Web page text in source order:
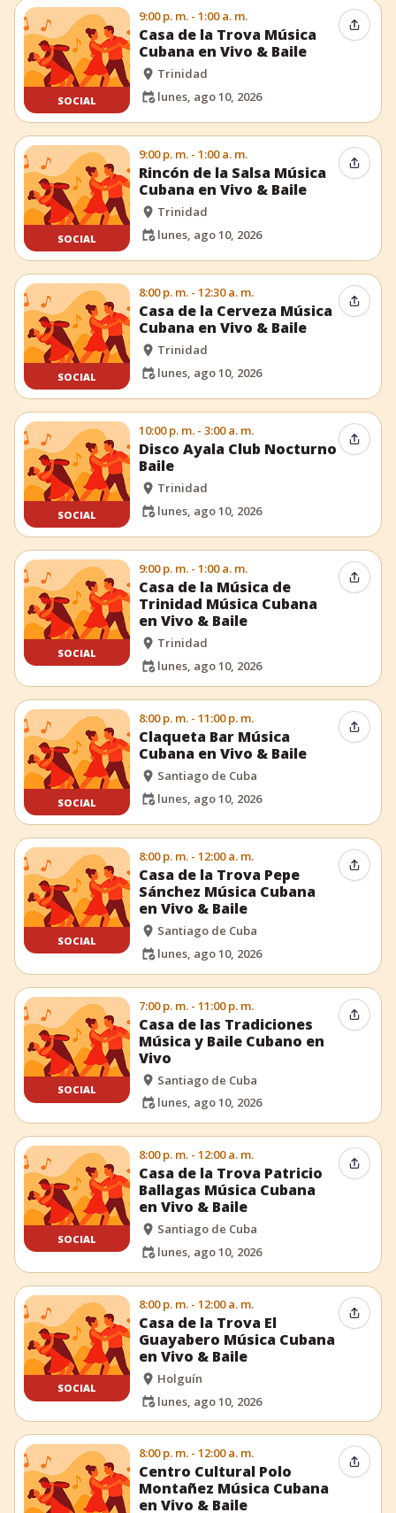
SOCIAL
9:00 p. m. - 1:00 a. m.
Casa de la Trova Música
Cubana en Vivo & Baile
Trinidad
lunes, ago 10, 2026
SOCIAL
9:00 p. m. - 1:00 a. m.
Rincón de la Salsa Música
Cubana en Vivo & Baile
Trinidad
lunes, ago 10, 2026
SOCIAL
8:00 p. m. - 12:30 a. m.
Casa de la Cerveza Música
Cubana en Vivo & Baile
Trinidad
lunes, ago 10, 2026
SOCIAL
10:00 p. m. - 3:00 a. m.
Disco Ayala Club Nocturno
Baile
Trinidad
lunes, ago 10, 2026
SOCIAL
9:00 p. m. - 1:00 a. m.
Casa de la Música de
Trinidad Música Cubana
en Vivo & Baile
Trinidad
lunes, ago 10, 2026
SOCIAL
8:00 p. m. - 11:00 p. m.
Claqueta Bar Música
Cubana en Vivo & Baile
Santiago de Cuba
lunes, ago 10, 2026
SOCIAL
8:00 p. m. - 12:00 a. m.
Casa de la Trova Pepe
Sánchez Música Cubana
en Vivo & Baile
Santiago de Cuba
lunes, ago 10, 2026
SOCIAL
7:00 p. m. - 11:00 p. m.
Casa de las Tradiciones
Música y Baile Cubano en
Vivo
Santiago de Cuba
lunes, ago 10, 2026
SOCIAL
8:00 p. m. - 12:00 a. m.
Casa de la Trova Patricio
Ballagas Música Cubana
en Vivo & Baile
Santiago de Cuba
lunes, ago 10, 2026
SOCIAL
8:00 p. m. - 12:00 a. m.
Casa de la Trova El
Guayabero Música Cubana
en Vivo & Baile
Holguín
lunes, ago 10, 2026
8:00 p. m. - 12:00 a. m.
Centro Cultural Polo
Montañez Música Cubana
en Vivo & Baile